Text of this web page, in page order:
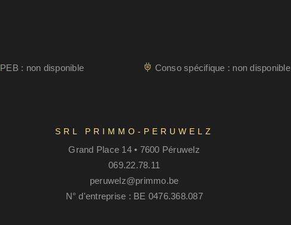
PEB : non disponible Conso spécifique : non disponible
SRL PRIMMO-PERUWELZ
Grand Place 14 • 7600 Péruwelz
069.22.78.11
peruwelz@primmo.be
N° d'entreprise : BE 0476.368.087